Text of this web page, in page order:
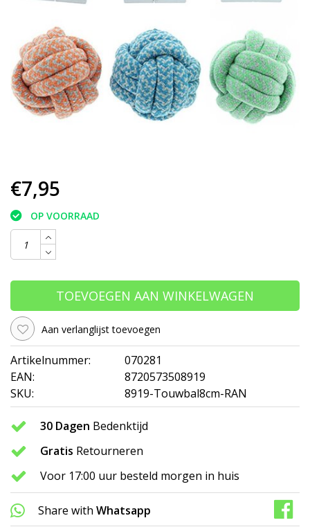
€7,95
OP VOORRAAD
TOEVOEGEN AAN WINKELWAGEN
Aan verlanglijst toevoegen
Artikelnummer:
070281
EAN:
8720573508919
SKU:
8919-Touwbal8cm-RAN
30 Dagen Bedenktijd
Gratis Retourneren
Voor 17:00 uur besteld morgen in huis
Share with Whatsapp